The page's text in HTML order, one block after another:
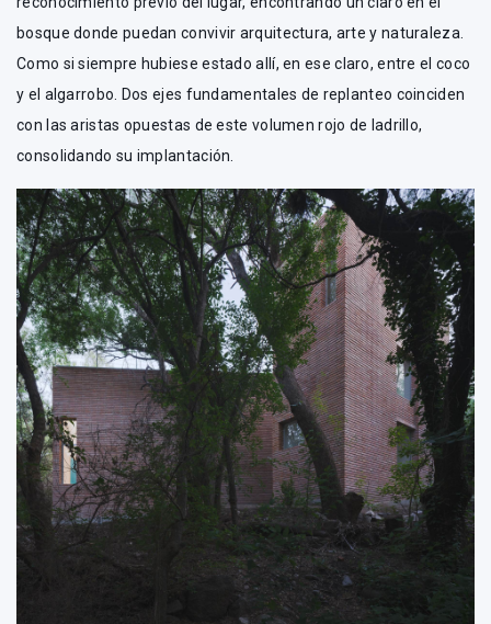
bosque donde puedan convivir arquitectura, arte y naturaleza.
Como si siempre hubiese estado allí, en ese claro, entre el coco
y el algarrobo. Dos ejes fundamentales de replanteo coinciden
con las aristas opuestas de este volumen rojo de ladrillo,
consolidando su implantación.